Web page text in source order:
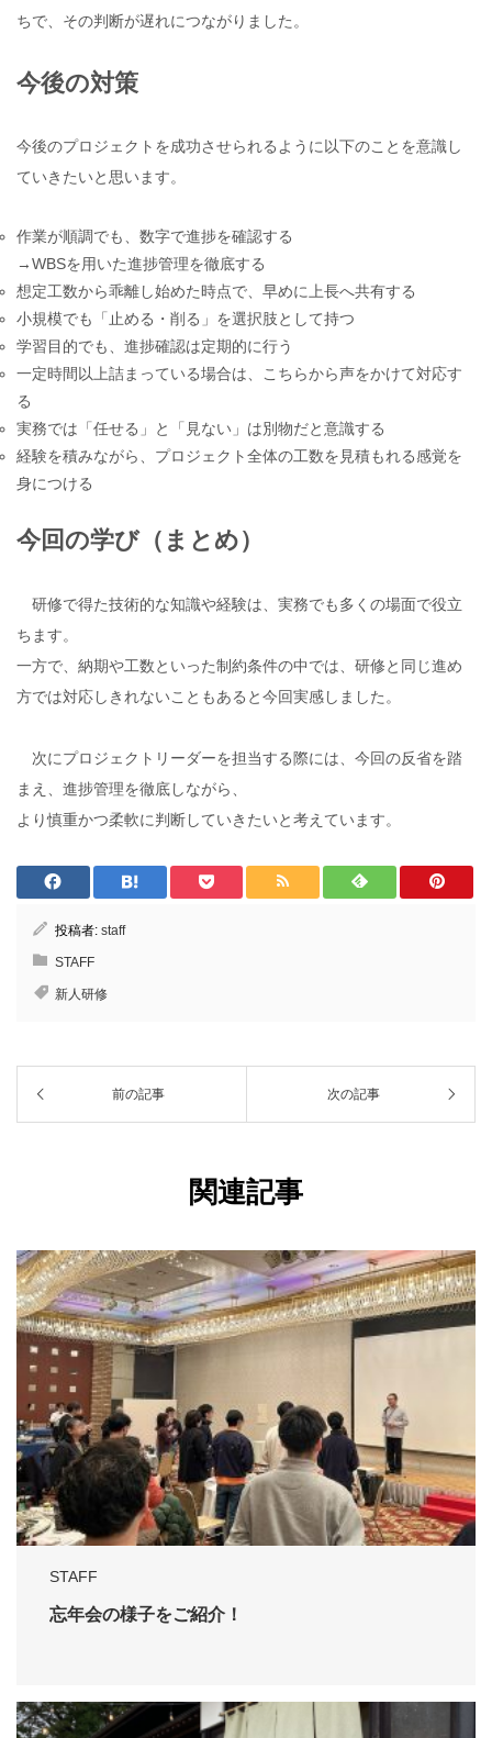
ちで、その判断が遅れにつながりました。
今後の対策
今後のプロジェクトを成功させられるように以下のことを意識し
ていきたいと思います。
作業が順調でも、数字で進捗を確認する
→WBSを用いた進捗管理を徹底する
想定工数から乖離し始めた時点で、早めに上長へ共有する
小規模でも「止める・削る」を選択肢として持つ
学習目的でも、進捗確認は定期的に行う
一定時間以上詰まっている場合は、こちらから声をかけて対応す
る
実務では「任せる」と「見ない」は別物だと意識する
経験を積みながら、プロジェクト全体の工数を見積もれる感覚を
身につける
今回の学び（まとめ）
研修で得た技術的な知識や経験は、実務でも多くの場面で役立
ちます。
一方で、納期や工数といった制約条件の中では、研修と同じ進め
方では対応しきれないこともあると今回実感しました。
次にプロジェクトリーダーを担当する際には、今回の反省を踏
まえ、進捗管理を徹底しながら、
より慎重かつ柔軟に判断していきたいと考えています。
投稿者: staff
STAFF
新人研修
前の記事 次の記事
関連記事
STAFF
忘年会の様子をご紹介！